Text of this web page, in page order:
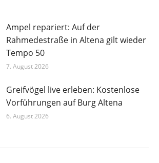
Ampel repariert: Auf der
Rahmedestraße in Altena gilt wieder
Tempo 50
7. August 2026
Greifvögel live erleben: Kostenlose
Vorführungen auf Burg Altena
6. August 2026